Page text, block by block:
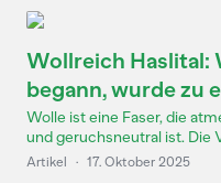
Wollreich Haslital:
begann, wurde zu
Wolle ist eine Faser, die
und geruchsneutral ist. Die
Artikel · 17. Oktober 2025